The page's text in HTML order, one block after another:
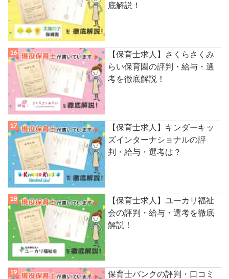
底解説！
【保育士求人】さくらさくみ
らい保育園の評判・給与・選
考を徹底解説！
【保育士求人】キンダーキッ
ズインターナショナルの評
判・給与・選考は？
【保育士求人】ユーカリ福祉
会の評判・給与・選考を徹底
解説！
保育士バンクの評判・口コミ